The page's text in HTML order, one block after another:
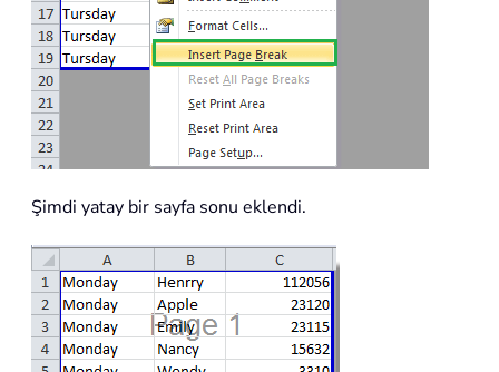
Şimdi yatay bir sayfa sonu eklendi.